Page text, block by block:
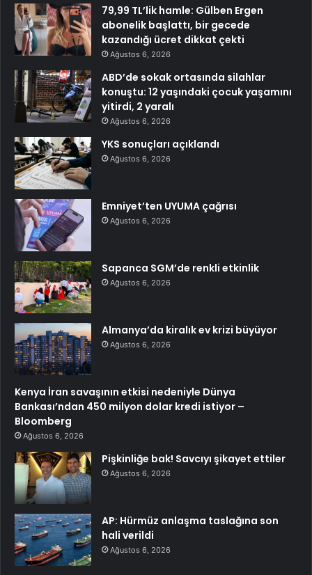
79,99 TL’lik hamle: Gülben Ergen
abonelik başlattı, bir gecede
kazandığı ücret dikkat çekti
Ağustos 6, 2026
ABD’de sokak ortasında silahlar
konuştu: 12 yaşındaki çocuk yaşamını
yitirdi, 2 yaralı
Ağustos 6, 2026
YKS sonuçları açıklandı
Ağustos 6, 2026
Emniyet’ten UYUMA çağrısı
Ağustos 6, 2026
Sapanca SGM’de renkli etkinlik
Ağustos 6, 2026
Almanya’da kiralık ev krizi büyüyor
Ağustos 6, 2026
Kenya İran savaşının etkisi nedeniyle Dünya
Bankası’ndan 450 milyon dolar kredi istiyor –
Bloomberg
Ağustos 6, 2026
Pişkinliğe bak! Savcıyı şikayet ettiler
Ağustos 6, 2026
AP: Hürmüz anlaşma taslağına son
hali verildi
Ağustos 6, 2026